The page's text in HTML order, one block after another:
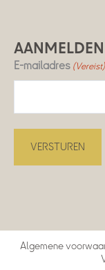
E-mailadres (Vereist)
Algemene